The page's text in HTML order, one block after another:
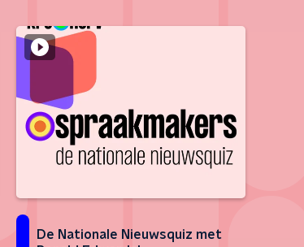
De Nationale Nieuwsquiz met